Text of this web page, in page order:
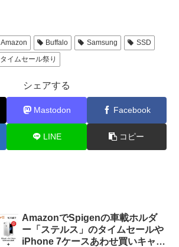
Amazon Buffalo Samsung
SSD
タイムセール祭り
シェアする
Mastodon Facebook
LINE コピー
AmazonでSpigenの車載ホルダ
ー「ステルス」のタイムセールや
iPhone 7ケースあわせ買いキャン